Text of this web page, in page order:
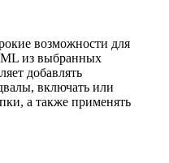
возможности для
из выбранных
добавлять
включать или
а также применять